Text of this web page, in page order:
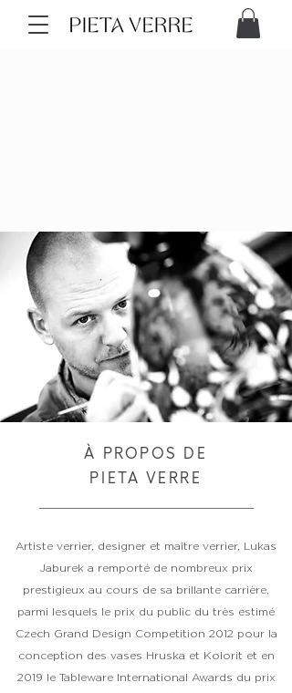
À PROPOS DE
PIETA VERRE
Artiste verrier, designer et maître verrier, Lukas
Jaburek a remporté de nombreux prix
prestigieux au cours de sa brillante carrière,
parmi lesquels le prix du public du très estimé
Czech Grand Design Competition 2012 pour la
conception des vases Hruska et Kolorit et en
2019 le Tableware International Awards du prix